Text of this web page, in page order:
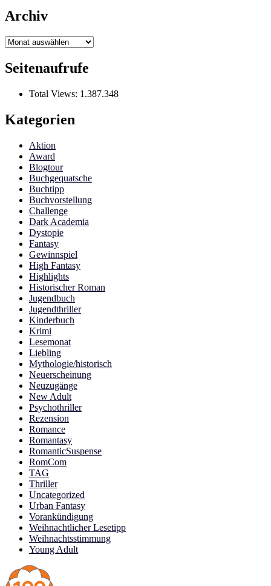
Archiv
Archiv
Seitenaufrufe
Total Views: 1.387.348
Kategorien
Aktion
Award
Blogtour
Buchgequatsche
Buchtipp
Buchvorstellung
Challenge
Dark Academia
Dystopie
Fantasy
Gewinnspiel
High Fantasy
Highlights
Historischer Roman
Jugendbuch
Jugendthriller
Kinderbuch
Krimi
Lesemonat
Liebling
Mythologie/historisch
Neuerscheinung
Neuzugänge
New Adult
Psychothriller
Rezension
Romance
Romantasy
RomanticSuspense
RomCom
TAG
Thriller
Uncategorized
Urban Fantasy
Vorankündigung
Weihnachtlicher Lesetipp
Weihnachtsstimmung
Young Adult